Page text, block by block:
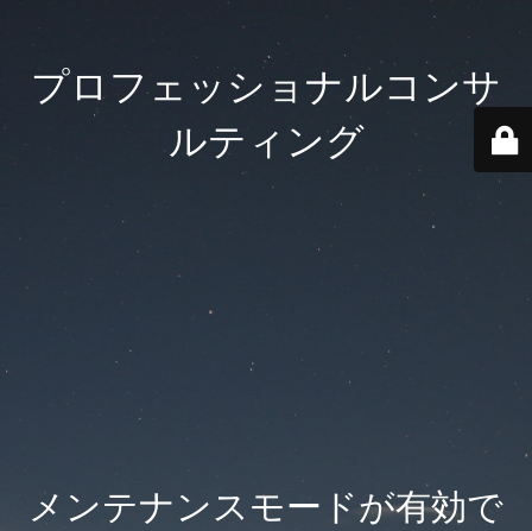
プロフェッショナルコンサ
ルティング
メンテナンスモードが有効で